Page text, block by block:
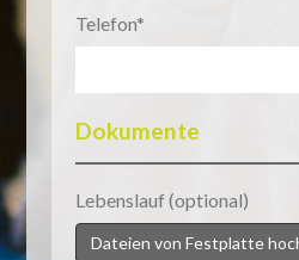
Telefon
Dokumente
Lebenslauf (optional)
Dateien von Festplatte